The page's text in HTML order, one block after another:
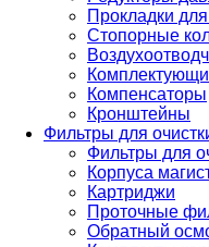
Прокладки
Стопорные
Компенсаторы
Кронштейны
Фильтры для
Фильтры для
Корпуса
Картриджи
Проточные
Обратный